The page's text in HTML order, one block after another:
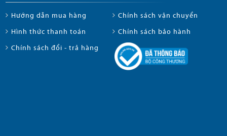
Hướng dẫn mua hàng Chính sách vận chuyển
Hình thức thanh toán Chính sách bảo hành
Chính sách đổi - trả hàng